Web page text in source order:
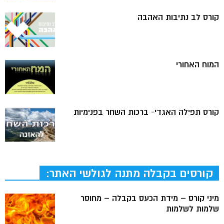
קורס לב נתיבות האהבה
המוח האחורי
קורס תפילה האגדי- ברכות השחר בפנימיות
קורסים בקבלה מתנה לגולשי האתר:
מיני קורס – מידת הכעס בקבלה – מחוסר
שלמות לשלמות